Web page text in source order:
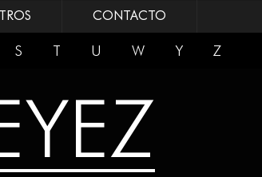
CONTACTO
S T U W Y Z